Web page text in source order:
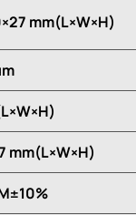
mm(L×W×H)
mm(L×W×H)